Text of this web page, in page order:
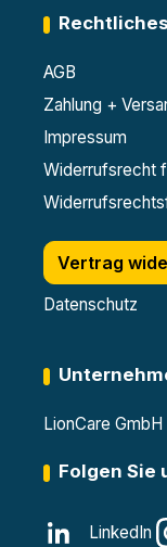
Rechtliches
AGB
Zahlung +
Impressum
Widerrufsrecht
Vertrag
Datenschutz
LionCare GmbH
Folgen Sie
LinkedIn